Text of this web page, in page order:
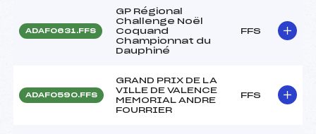
ADAF0631.FFS
GP Régional
Challenge Noël
Coquand
Championnat du
Dauphiné
FFS
ADAF0590.FFS
GRAND PRIX DE LA
VILLE DE VALENCE
MEMORIAL ANDRE
FOURRIER
FFS